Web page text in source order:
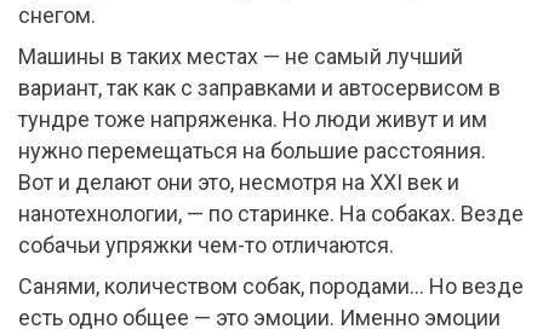
снегом.
Машины в таких местах — не самый лучший
вариант, так как с заправками и автосервисом в
тундре тоже напряженка. Но люди живут и им
нужно перемещаться на большие расстояния.
Вот и делают они это, несмотря на XXI век и
нанотехнологии, — по старинке. На собаках. Везде
собачьи упряжки чем-то отличаются.
Санями, количеством собак, породами… Но везде
есть одно общее — это эмоции. Именно эмоции